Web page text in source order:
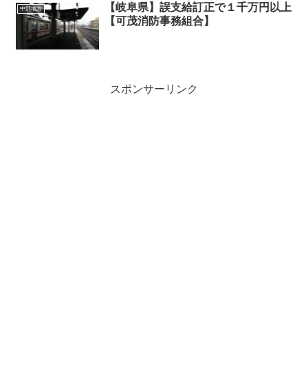
中部地方
【岐阜県】誤支給訂正で１千万円以上
【可茂消防事務組合】
スポンサーリンク